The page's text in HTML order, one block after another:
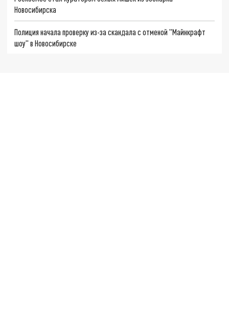
Новосибирска
Полиция начала проверку из-за скандала с отменой "Майнкрафт
шоу" в Новосибирске